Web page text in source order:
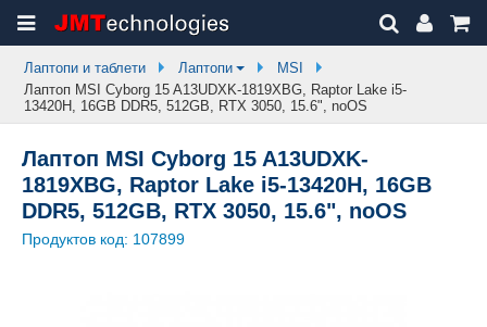
Лаптопи и таблети Лаптопи
MSI
Лаптоп MSI Cyborg 15 A13UDXK-1819XBG, Raptor Lake i5-
13420H, 16GB DDR5, 512GB, RTX 3050, 15.6", noOS
Лаптоп MSI Cyborg 15 A13UDXK-
1819XBG, Raptor Lake i5-13420H, 16GB
DDR5, 512GB, RTX 3050, 15.6", noOS
Продуктов код: 107899